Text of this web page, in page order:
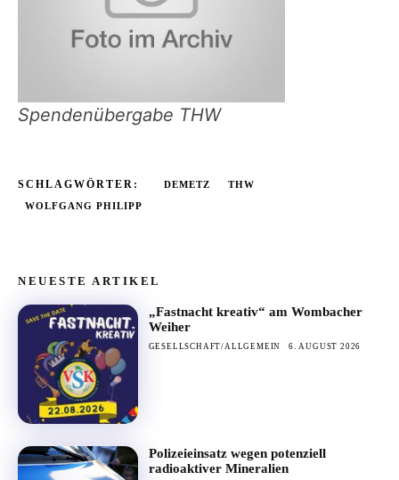
Spendenübergabe THW
SCHLAGWÖRTER: DEMETZ
THW
WOLFGANG PHILIPP
NEUESTE ARTIKEL
„Fastnacht kreativ“ am Wombacher
Weiher
GESELLSCHAFT/ALLGEMEIN 6. AUGUST 2026
Polizeieinsatz wegen potenziell
radioaktiver Mineralien